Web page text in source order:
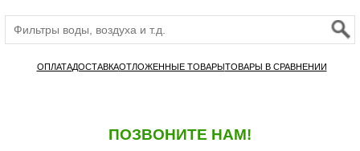
ОПЛАТАДОСТАВКАОТЛОЖЕННЫЕ ТОВАРЫТОВАРЫ В СРАВНЕНИИ
ПОЗВОНИТЕ НАМ!